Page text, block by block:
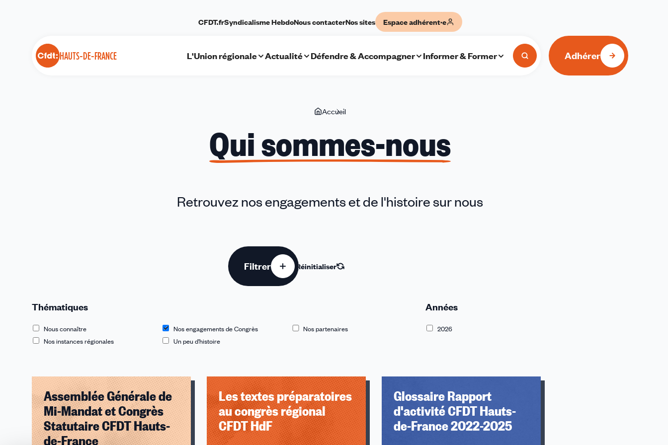
HAUTS-DE-FRANCE
CFDT.frSyndicalisme HebdoNous contacterNos sites Espace adhérent·e
L'Union régionale Actualité Défendre & Accompagner Informer & Former Adhérer
VousAccueil
nous
Qui sommes-nous
Retrouvez nos engagements et de l'histoire sur nous
Filtrer Réinitialiser
Thématiques
Nous connaître Nos engagements de Congrès
Nos partenaires
Nos instances régionales
Un peu d'histoire
Années
2026
Assemblée Générale de
Mi-Mandat et Congrès
Statutaire CFDT Hauts-
de-France
Les textes préparatoires
au congrès régional
CFDT HdF
Glossaire Rapport
d'activité CFDT Hauts-
de-France 2022-2025